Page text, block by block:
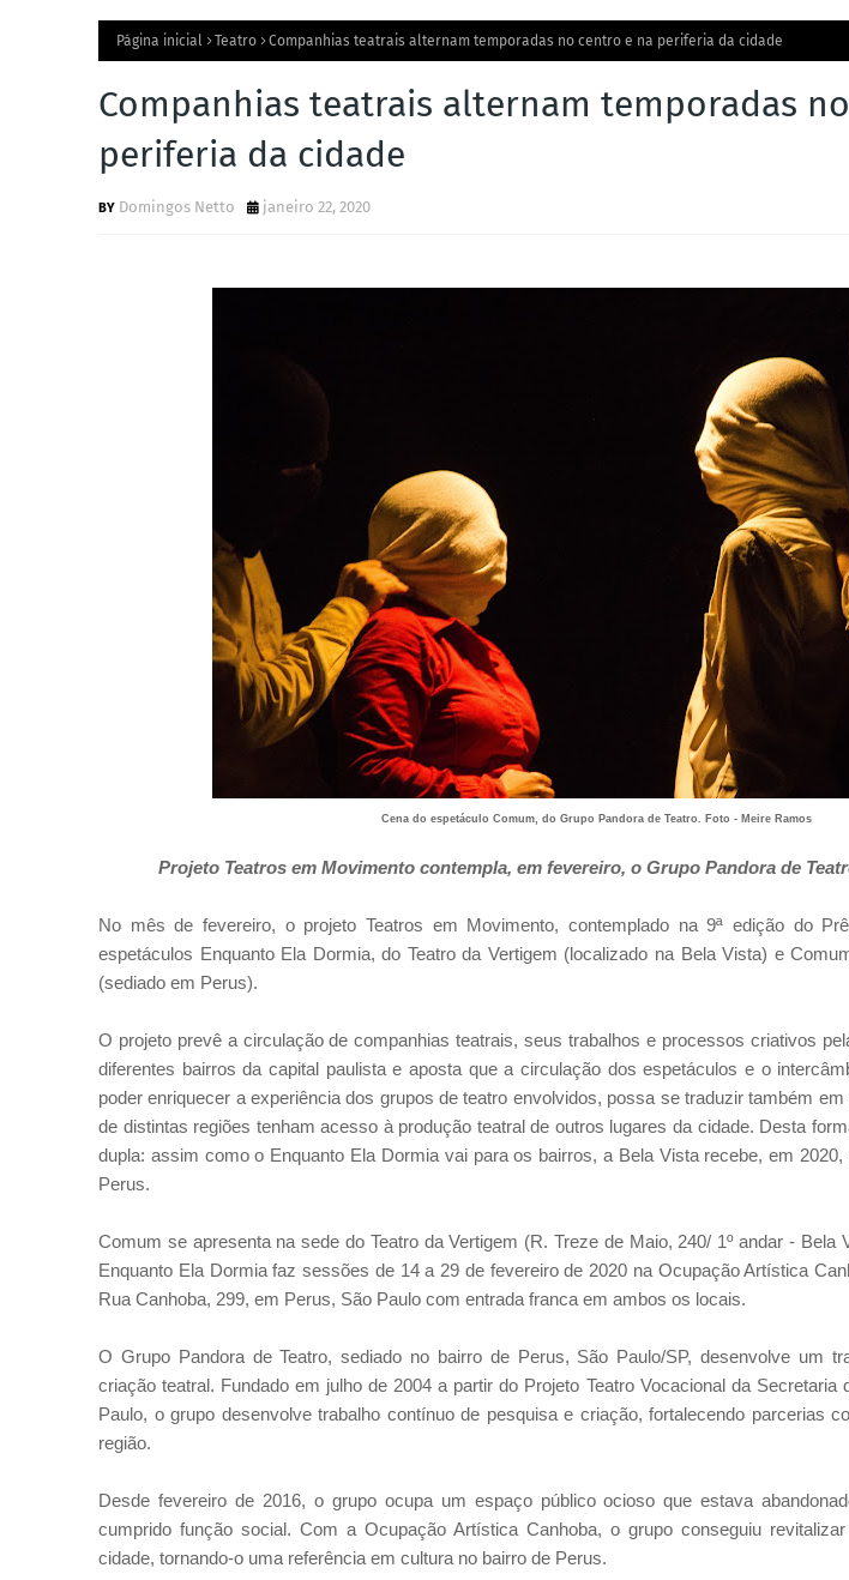
Página inicial Teatro Companhias teatrais alternam temporadas no centro e na periferia da cidade
Companhias teatrais alternam temporadas
periferia da cidade
Domingos Netto janeiro 22, 2020
Cena do espetáculo Comum, do Grupo Pandora de Teatro. Foto - Meire Ramos
Projeto Teatros em Movimento contempla, em fevereiro, o Grupo Pandora de
No mês de fevereiro, o projeto Teatros em Movimento, contemplado na 9ª edição do
espetáculos Enquanto Ela Dormia, do Teatro da Vertigem (localizado na Bela Vista) e
(sediado em Perus).
O projeto prevê a circulação de companhias teatrais, seus trabalhos e processos criativos
diferentes bairros da capital paulista e aposta que a circulação dos espetáculos e o
poder enriquecer a experiência dos grupos de teatro envolvidos, possa se traduzir também
de distintas regiões tenham acesso à produção teatral de outros lugares da cidade. Desta
dupla: assim como o Enquanto Ela Dormia vai para os bairros, a Bela Vista recebe, em
Perus.
Comum se apresenta na sede do Teatro da Vertigem (R. Treze de Maio, 240/ 1º andar - Bela
Enquanto Ela Dormia faz sessões de 14 a 29 de fevereiro de 2020 na Ocupação Artística
Rua Canhoba, 299, em Perus, São Paulo com entrada franca em ambos os locais.
O Grupo Pandora de Teatro, sediado no bairro de Perus, São Paulo/SP, desenvolve um
criação teatral. Fundado em julho de 2004 a partir do Projeto Teatro Vocacional da Secretaria
Paulo, o grupo desenvolve trabalho contínuo de pesquisa e criação, fortalecendo parcerias
região.
Desde fevereiro de 2016, o grupo ocupa um espaço público ocioso que estava
cumprido função social. Com a Ocupação Artística Canhoba, o grupo conseguiu
cidade, tornando-o uma referência em cultura no bairro de Perus.